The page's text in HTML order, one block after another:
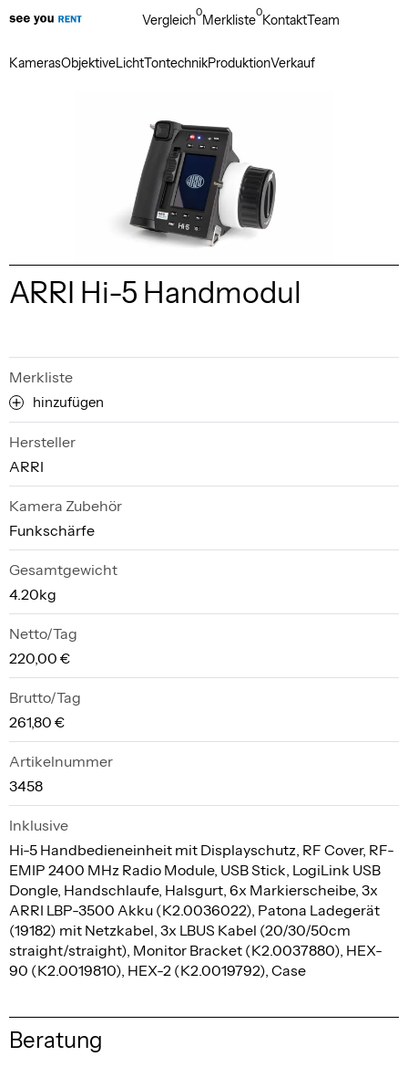
KamerasObjektiveLichtTontechnikProduktionVerkauf
Vergleich0Merkliste0KontaktTeam
ARRI Hi-5 Handmodul
Merkliste
hinzufügen
Hersteller
ARRI
Kamera Zubehör
Funkschärfe
Gesamtgewicht
4.20kg
Netto/Tag
220,00 €
Brutto/Tag
261,80 €
Artikelnummer
3458
Inklusive
Hi-5 Handbedieneinheit mit Displayschutz, RF Cover, RF-
EMIP 2400 MHz Radio Module, USB Stick, LogiLink USB
Dongle, Handschlaufe, Halsgurt, 6x Markierscheibe, 3x
ARRI LBP-3500 Akku (K2.0036022), Patona Ladegerät
(19182) mit Netzkabel, 3x LBUS Kabel (20/30/50cm
straight/straight), Monitor Bracket (K2.0037880), HEX-
90 (K2.0019810), HEX-2 (K2.0019792), Case
Beratung